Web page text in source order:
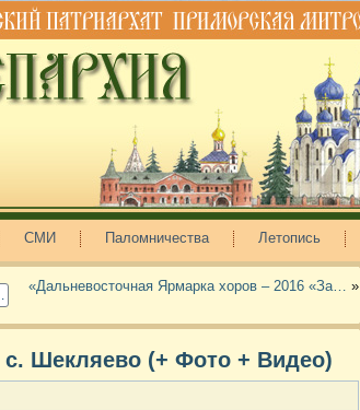
СМИ Паломничества Летопись
«Дальневосточная Ярмарка хоров – 2016 «За… »
Шекляево (+ Фото + Видео)